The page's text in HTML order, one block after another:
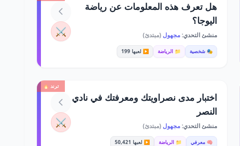
هل تعرف هذه المعلومات عن رياضة
اليوجا؟
منشئ التحدي:مجهول (مبتدئ)
🎭 شخصية 📁 الرياضة ▶️ لعبها 199
⚔️
ترند 🔥
اختبار مدى نصراويتك ومعرفتك في نادي
النصر
منشئ التحدي:مجهول (مبتدئ)
🧠 معرفي 📁 الرياضة ▶️ لعبها 50,421
⚔️